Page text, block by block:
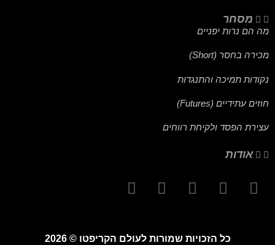
מסחר
מה הם נרות יפניים
מכירה בחסר (Short)
נקודות תמיכה והתנגדות
חוזים עתידיים (Futures)
עצירת הפסד ולקיחת רווחים
אודות
כל הזכויות שמורות לעולם הקריפטו © 2026